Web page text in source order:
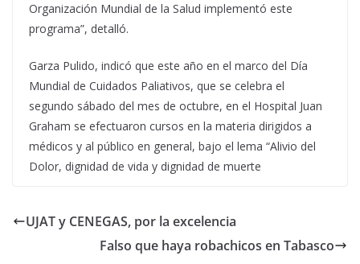
Organización Mundial de la Salud implementó este
programa”, detalló.
Garza Pulido, indicó que este año en el marco del Día
Mundial de Cuidados Paliativos, que se celebra el
segundo sábado del mes de octubre, en el Hospital Juan
Graham se efectuaron cursos en la materia dirigidos a
médicos y al público en general, bajo el lema “Alivio del
Dolor, dignidad de vida y dignidad de muerte
UJAT y CENEGAS, por la excelencia
Falso que haya robachicos en Tabasco